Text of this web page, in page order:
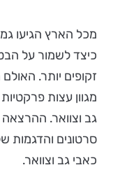
מכל הארץ הגיעו
כיצד לשמור על
זקופים יותר.
מגוון עצות
גב וצוואר.
סרטונים והדגמות
כאבי גב וצוואר.